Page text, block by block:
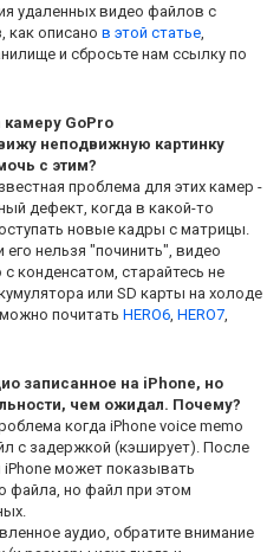
удаленных видео файлов с
как описано в этой статье,
и сбросьте нам ссылку по
камеру GoPro
вижу неподвижную картинку
с этим?
проблема для этих камер -
дефект, когда в какой-то
новые кадры с матрицы.
нельзя "починить", видео
конденсатом, старайтесь не
или SD карты на холоде
почитать HERO6, HERO7,
записанное на iPhone, но
чем ожидал. Почему?
когда iPhone voice memo
с задержкой (кэширует). После
может показывать
файла, но файл при этом
аудио, обратите внимание